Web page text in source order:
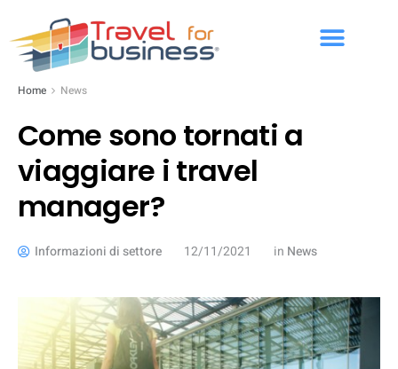
Home News
Come sono tornati a
viaggiare i travel
manager?
Informazioni di settore 12/11/2021 in News